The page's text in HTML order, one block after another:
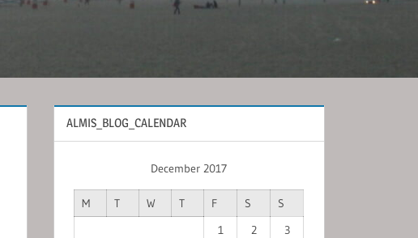
ALMIS_BLOG_CALENDAR
December 2017
M T W T F S
S
1
2
3